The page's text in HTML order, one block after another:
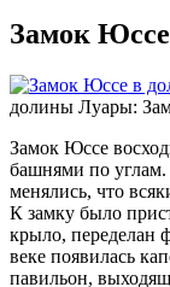
Замок
долины Луары:
Замок Юссе
башнями по углам.
менялись, что
К замку было
крыло, переделан
веке появилась
павильон,